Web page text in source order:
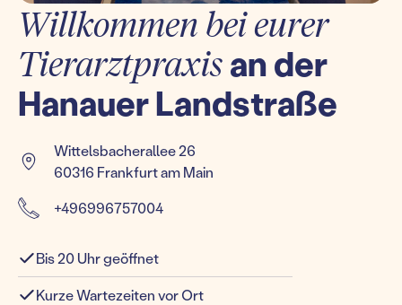
Willkommen bei eurer
Tierarztpraxisan der
Hanauer Landstraße
Wittelsbacherallee 26
60316 Frankfurt am Main
+496996757004
Bis 20 Uhr geöffnet
Kurze Wartezeiten vor Ort